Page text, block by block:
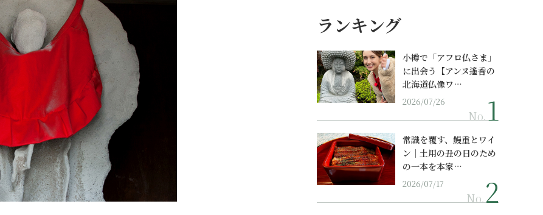
ランキング
小樽で「アフロ仏さま」
に出会う【アンヌ遙香の
北海道仏像ワ…
2026/07/26
No.
常識を覆す、鰻重とワイ
ン｜土用の丑の日のため
の一本を本家…
2026/07/17
No.